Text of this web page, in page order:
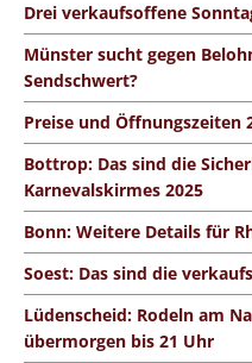
Drei verkaufsoffene
Münster sucht gegen
Sendschwert?
Preise und Öffnungszeiten
Bottrop: Das sind die
Karnevalskirmes 2025
Bonn: Weitere Details für
Soest: Das sind die
Lüdenscheid: Rodeln am
übermorgen bis 21 Uhr